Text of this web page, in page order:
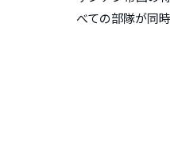
べての部隊が同